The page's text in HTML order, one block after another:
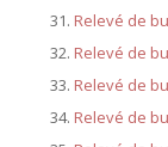
Relevé de
Relevé de
Relevé de
Relevé de